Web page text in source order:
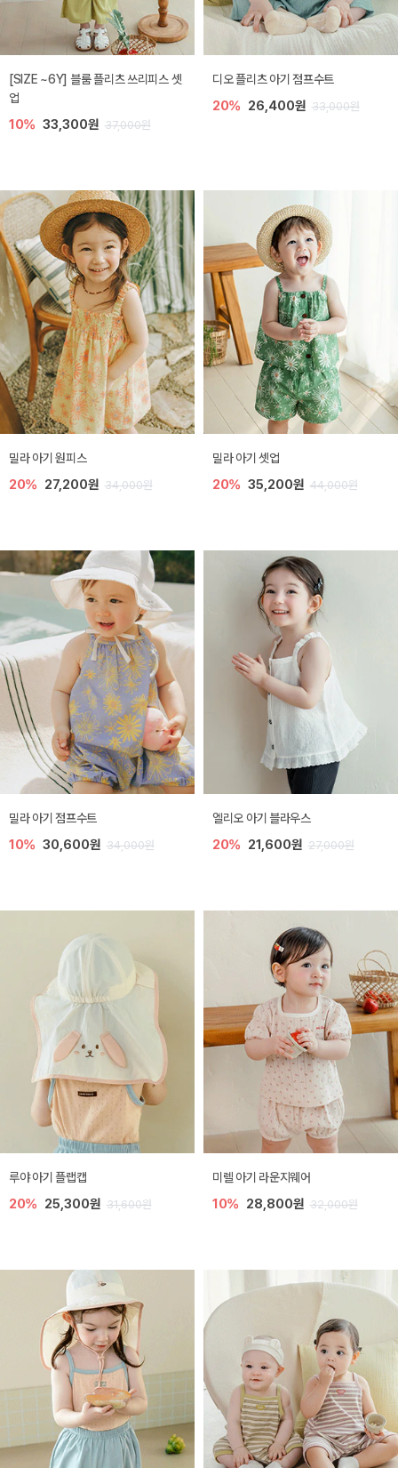
[SIZE ~6Y] 블룸 플리츠 쓰리피스 셋
업
10% 33,300원 37,000원
디오 플리츠 아기 점프수트
20% 26,400원 33,000원
밀라 아기 원피스
20% 27,200원 34,000원
밀라 아기 셋업
20% 35,200원 44,000원
밀라 아기 점프수트
10% 30,600원 34,000원
엘리오 아기 블라우스
20% 21,600원 27,000원
루야 아기 플랩캡
20% 25,300원 31,600원
미렐 아기 라운지웨어
10% 28,800원 32,000원